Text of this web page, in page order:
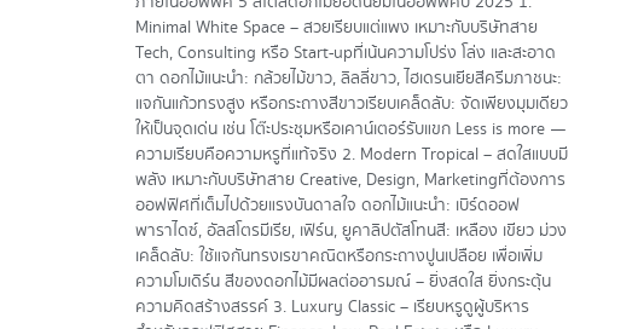
Minimal White Space – สวยเรียบแต่แพง เหมาะกับบริษัทสาย
Tech, Consulting หรือ Start-upที่เน้นความโปร่ง โล่ง และสะอาด
ตา ดอกไม้แนะนำ: กล้วยไม้ขาว, ลิลลี่ขาว, ไฮเดรนเยียสีครีมภาชนะ:
แจกันแก้วทรงสูง หรือกระถางสีขาวเรียบเคล็ดลับ: จัดเพียงมุมเดียว
ให้เป็นจุดเด่น เช่น โต๊ะประชุมหรือเคาน์เตอร์รับแขก Less is more —
ความเรียบคือความหรูที่แท้จริง 2. Modern Tropical – สดใสแบบมี
พลัง เหมาะกับบริษัทสาย Creative, Design, Marketingที่ต้องการ
ออฟฟิศที่เต็มไปด้วยแรงบันดาลใจ ดอกไม้แนะนำ: เบิร์ดออฟ
พาราไดซ์, อัลสโตรมีเรีย, เฟิร์น, ยูคาลิปตัสโทนสี: เหลือง เขียว ม่วง
เคล็ดลับ: ใช้แจกันทรงเรขาคณิตหรือกระถางปูนเปลือย เพื่อเพิ่ม
ความโมเดิร์น สีของดอกไม้มีผลต่ออารมณ์ – ยิ่งสดใส ยิ่งกระตุ้น
ความคิดสร้างสรรค์ 3. Luxury Classic – เรียบหรูดูผู้บริหาร